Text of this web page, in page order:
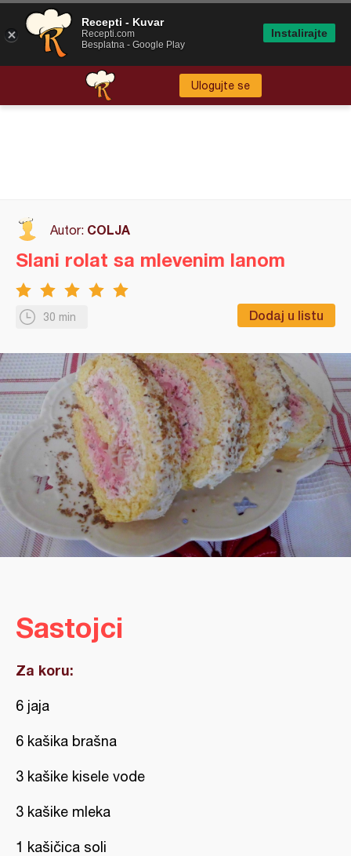
Ulogujte se
Autor: COLJA
30 min Dodaj u listu
Slani rolat sa mlevenim lanom
Sastojci
Za koru:
6 jaja
6 kašika brašna
3 kašike kisele vode
3 kašike mleka
1 kašičica soli
Recepti - Kuvar
Recepti.com
Besplatna - Google Play
Instalirajte